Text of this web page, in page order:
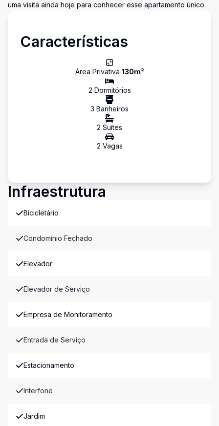
uma visita ainda hoje para conhecer esse apartamento único.
Características
Área Privativa 130m²
2 Dormitórios
3 Banheiros
2 Suítes
2 Vagas
Infraestrutura
Bicicletário
Condomínio Fechado
Elevador
Elevador de Serviço
Empresa de Monitoramento
Entrada de Serviço
Estacionamento
Interfone
Jardim